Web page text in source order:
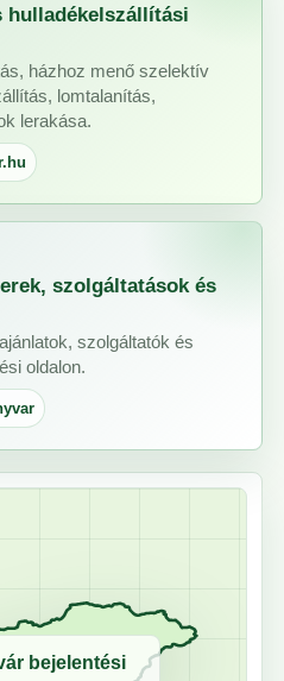
hulladékelszállítási
házhoz menő szelektív
lomtalanítás,
lerakása.
szolgáltatások és
szolgáltatók és
oldalon.
bejelentési